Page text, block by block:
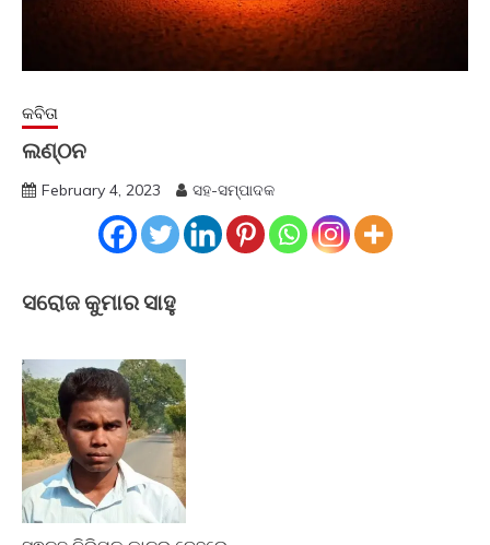
କବିତା
ଲଣ୍ଠନ
February 4, 2023 ସହ-ସମ୍ପାଦକ
ସରୋଜ କୁମାର ସାହୁ